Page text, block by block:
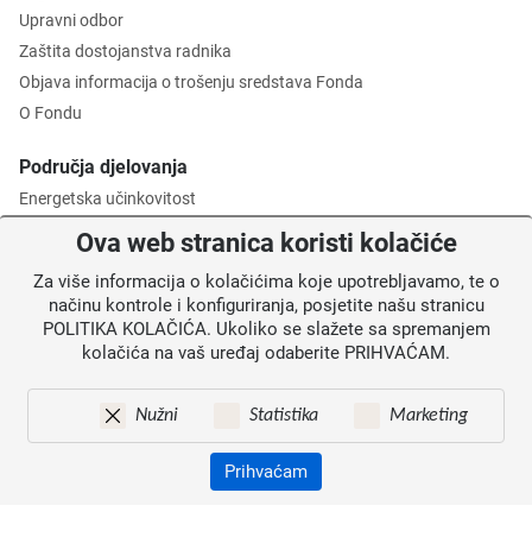
Upravni odbor
Zaštita dostojanstva radnika
Objava informacija o trošenju sredstava Fonda
O Fondu
Područja djelovanja
Energetska učinkovitost
Zaštita okoliša
Posredničko tijelo razine 2
Informacije za korisnike
Mapa weba
Ova web stranica koristi kolačiće
Za više informacija o kolačićima koje upotrebljavamo, te o
načinu kontrole i konfiguriranja, posjetite našu stranicu
POLITIKA KOLAČIĆA. Ukoliko se slažete sa spremanjem
kolačića na vaš uređaj odaberite PRIHVAĆAM.
Nužni Statistika Marketing
Prihvaćam